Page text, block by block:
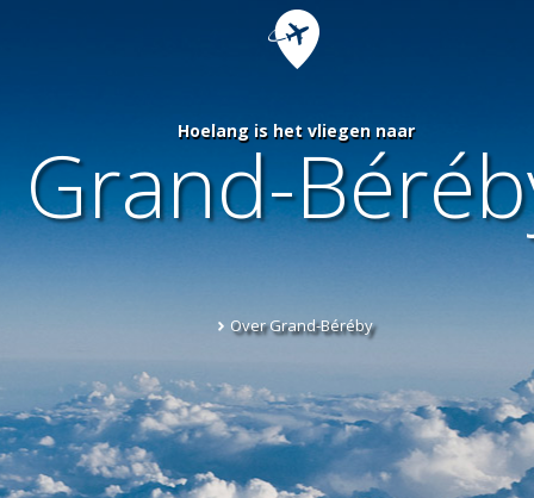
Hoelang is het vliegen naar
Grand-
Over Grand-Béréby